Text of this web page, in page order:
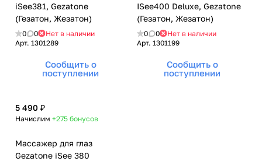
iSee381, Gezatone
(Гезатон, Жезатон)
0 0
Нет в наличии
Арт. 1301289
Сообщить о
поступлении
ISee400 Deluxe, Gezatone
(Гезатон, Жезатон)
0 0
Нет в наличии
Арт. 1301199
Сообщить о
поступлении
5 490 ₽
Начислим +275 бонусов
Массажер для глаз
Gezatone iSee 380